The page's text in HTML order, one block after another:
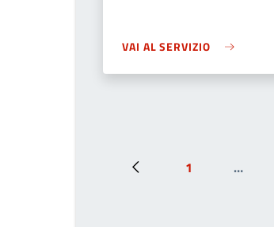
VAI AL SERVIZIO
Pagina precedente
Prima pagina
1 …